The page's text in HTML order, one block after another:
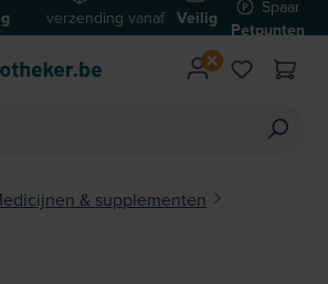
verzending vanaf
€59
Veilig
betalen
Spaar
Petpunten
& supplementen